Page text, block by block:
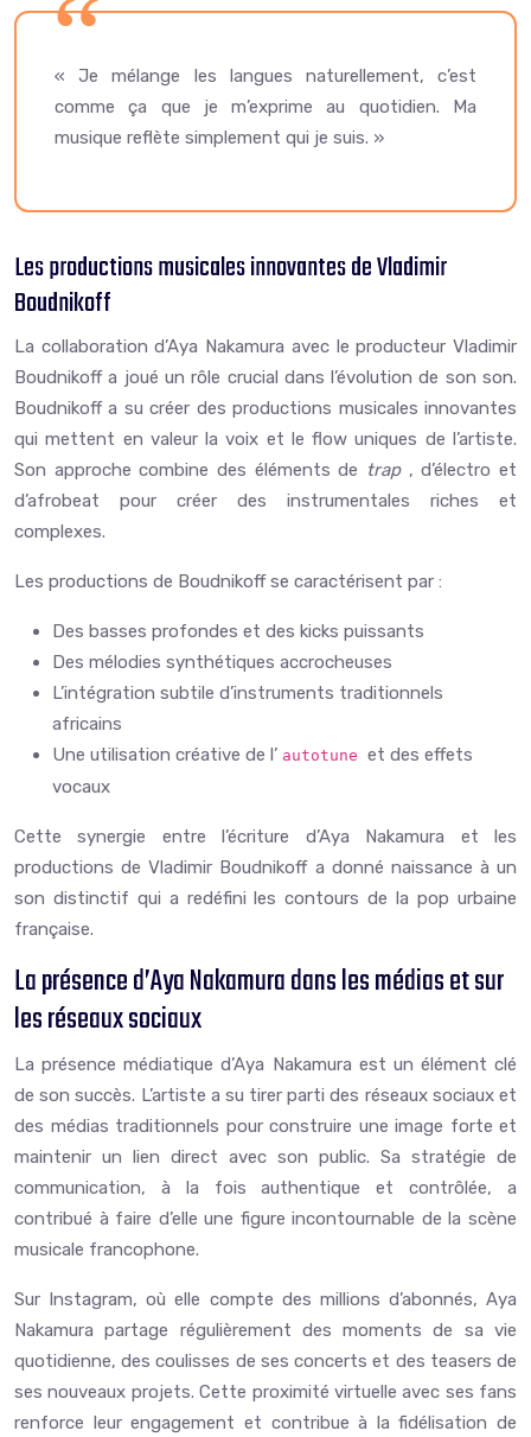
« Je mélange les langues naturellement, c’est
comme ça que je m’exprime au quotidien. Ma
musique reflète simplement qui je suis. »
Les productions musicales innovantes de Vladimir
Boudnikoff
La collaboration d’Aya Nakamura avec le producteur Vladimir
Boudnikoff a joué un rôle crucial dans l’évolution de son son.
Boudnikoff a su créer des productions musicales innovantes
qui mettent en valeur la voix et le flow uniques de l’artiste.
Son approche combine des éléments de trap , d’électro et
d’afrobeat pour créer des instrumentales riches et
complexes.
Les productions de Boudnikoff se caractérisent par :
Des basses profondes et des kicks puissants
Des mélodies synthétiques accrocheuses
L’intégration subtile d’instruments traditionnels
africains
Une utilisation créative de l’ autotune et des effets
vocaux
Cette synergie entre l’écriture d’Aya Nakamura et les
productions de Vladimir Boudnikoff a donné naissance à un
son distinctif qui a redéfini les contours de la pop urbaine
française.
La présence d’Aya Nakamura dans les médias et sur
les réseaux sociaux
La présence médiatique d’Aya Nakamura est un élément clé
de son succès. L’artiste a su tirer parti des réseaux sociaux et
des médias traditionnels pour construire une image forte et
maintenir un lien direct avec son public. Sa stratégie de
communication, à la fois authentique et contrôlée, a
contribué à faire d’elle une figure incontournable de la scène
musicale francophone.
Sur Instagram, où elle compte des millions d’abonnés, Aya
Nakamura partage régulièrement des moments de sa vie
quotidienne, des coulisses de ses concerts et des teasers de
ses nouveaux projets. Cette proximité virtuelle avec ses fans
renforce leur engagement et contribue à la fidélisation de